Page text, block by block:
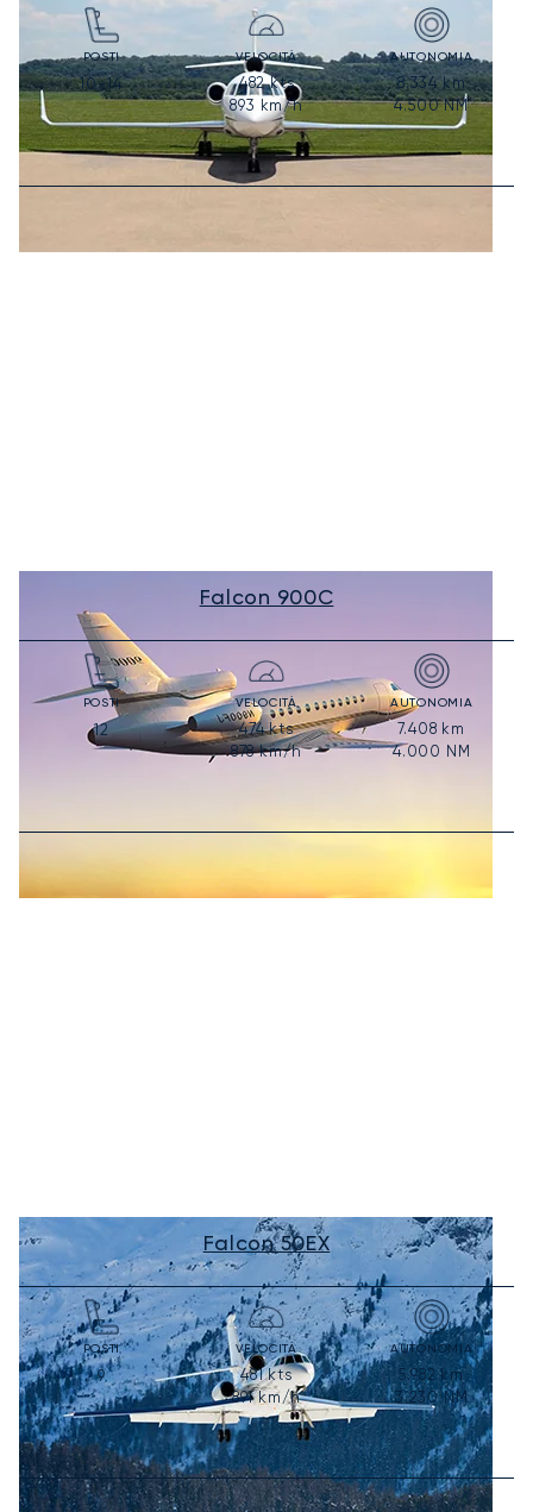
POSTI
10-14
VELOCITÀ
482kts
893 km/h
AUTONOMIA
8.334km
4.500NM
Falcon 900C
POSTI
12
VELOCITÀ
474kts
878km/h
AUTONOMIA
7.408 km
4.000 NM
Falcon 50EX
POSTI
9
VELOCITÀ
481kts
891km/h
AUTONOMIA
5.982 km
3.230NM